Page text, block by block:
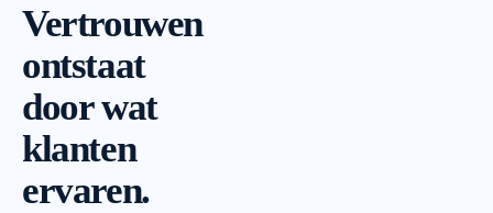
Vertrouwen
ontstaat
door wat
klanten
ervaren.